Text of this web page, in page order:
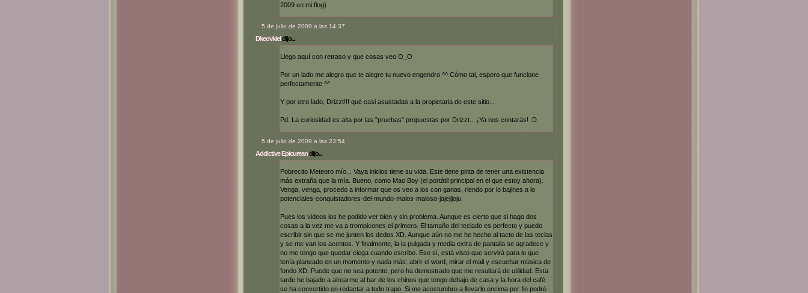
2009 en mi flog)
5 de julio de 2009 a las 14:37
Dkeovkieldijo...
Llego aquí con retraso y que cosas veo O_O
Por un lado me alegro que te alegre tu nuevo engendro ^^ Cómo tal, espero que funcione
perfectamente ^^
Y por otro lado, Drizzt!!! qué casi asustadas a la propietaria de este sitio...
Pd. La curiosidad es alta por las "pruebas" propuestas por Drizzt... ¡Ya nos contarás! :D
5 de julio de 2009 a las 23:54
Addictive Epicureandijo...
Pobrecito Meteoro mío... Vaya inicios tiene su vida. Este tiene pinta de tener una existencia
más extraña que la mía. Bueno, como Mao Boy (el portátil principal en el que estoy ahora).
Venga, venga, procedo a informar que os veo a los con ganas, riendo por lo bajines a lo
potenciales-conquistadores-del-mundo-malos-maloso-jajejijoju.
Pues los videos los he podido ver bien y sin problema. Aunque es cierto que si hago dos
cosas a la vez me va a trompicones el primero. El tamaño del teclado es perfecto y puedo
escribir sin que se me junten los dedos XD. Aunque aún no me he hecho al tacto de las teclas
y se me van los acentos. Y finalmente, la la pulgada y media extra de pantalla se agradece y
no me tengo que quedar ciega cuando escribo. Eso sí, está visto que servirá para lo que
tenía planeado en un momento y nada más: abrir el word, mirar el mail y escuchar música de
fondo XD. Puede que no sea potente, pero ha demostrado que me resultará de utilidad. Esta
tarde he bajado a airearme al bar de los chinos que tengo debajo de casa y la hora del café
se ha convertido en redactar a todo trapo. Si me acostumbro a llevarlo encima por fin podré